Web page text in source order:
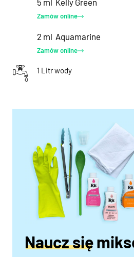
5 ml Kelly Green
Zamów online
2 ml Aquamarine
Zamów online
1 Litr wody
Naucz się